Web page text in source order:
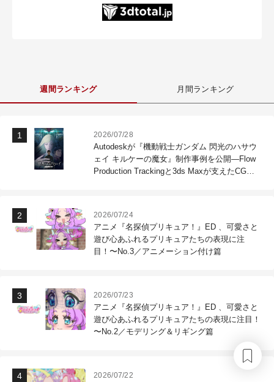
週間ランキング 月間ランキング
2026/07/28
Autodeskが『機動戦士ガンダム 閃光のハサウ
ェイ キルケーの魔女』制作事例を公開―Flow
Production Trackingと3ds Maxが支えたCG制
2026/07/24
アニメ『名探偵プリキュア！』ED 、可愛さと
遊び心あふれるプリキュアたちの表現に注
目！〜No.3／アニメーション付け篇
2026/07/23
アニメ『名探偵プリキュア！』ED 、可愛さと
遊び心あふれるプリキュアたちの表現に注目！
〜No.2／モデリング＆リギング篇
2026/07/22